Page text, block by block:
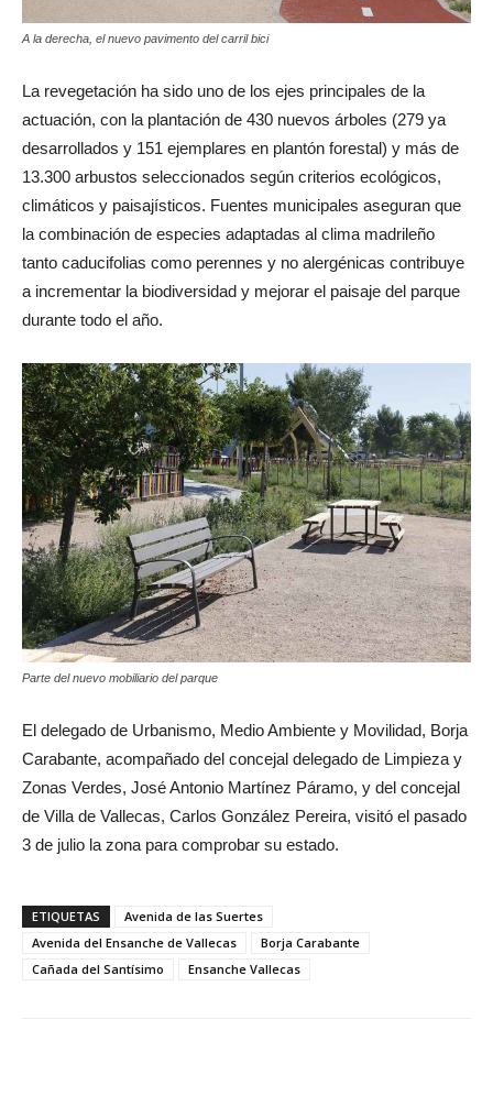
A la derecha, el nuevo pavimento del carril bici
La revegetación ha sido uno de los ejes principales de la
actuación, con la plantación de 430 nuevos árboles (279 ya
desarrollados y 151 ejemplares en plantón forestal) y más de
13.300 arbustos seleccionados según criterios ecológicos,
climáticos y paisajísticos. Fuentes municipales aseguran que
la combinación de especies adaptadas al clima madrileño
tanto caducifolias como perennes y no alergénicas contribuye
a incrementar la biodiversidad y mejorar el paisaje del parque
durante todo el año.
Parte del nuevo mobiliario del parque
El delegado de Urbanismo, Medio Ambiente y Movilidad, Borja
Carabante, acompañado del concejal delegado de Limpieza y
Zonas Verdes, José Antonio Martínez Páramo, y del concejal
de Villa de Vallecas, Carlos González Pereira, visitó el pasado
3 de julio la zona para comprobar su estado.
ETIQUETAS
Avenida de las Suertes
Avenida del Ensanche de Vallecas
Borja Carabante
Cañada del Santísimo
Ensanche Vallecas